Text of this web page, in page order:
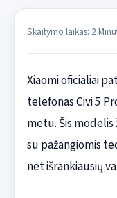
Skaitymo laikas: 2
Xiaomi oficialiai
telefonas Civi 5
metu. Šis
su pažangiomis
net išrankiausių